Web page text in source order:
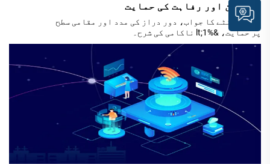
آپریشن اور رفاہت کی حمایت
7×12 گھنٹے کا جواب، دور دراز کی مدد اور مقامی سطح
پر حمایت، &lt;1% ناکامی کی شرح۔